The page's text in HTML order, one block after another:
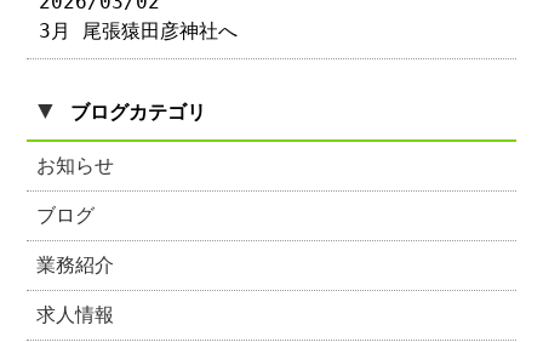
3月 尾張猿田彦神社へ
▼ ブログカテゴリ
お知らせ
ブログ
業務紹介
求人情報